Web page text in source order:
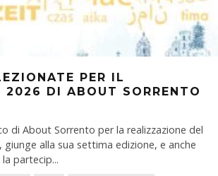
PER IL
2026 DI ABOUT SORRENTO
di About Sorrento per la realizzazione del
giunge alla sua settima edizione, e anche
la partecip...